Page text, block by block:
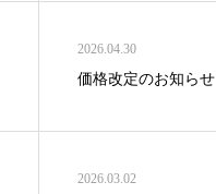
2026.04.30
価格改定のお知らせ
2026.03.02